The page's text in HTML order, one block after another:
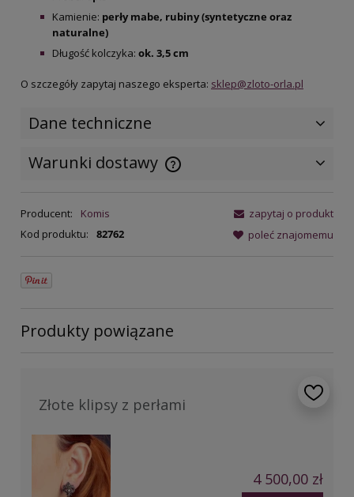
Kamienie: perły mabe, rubiny (syntetyczne oraz
naturalne)
Długość kolczyka: ok. 3,5 cm
O szczegóły zapytaj naszego eksperta: sklep@zloto-orla.pl
Dane techniczne
Warunki dostawy
Producent:
Komis
Kod produktu:
82762
zapytaj o produkt
poleć znajomemu
Produkty powiązane
Złote klipsy z perłami
4 500,00 zł